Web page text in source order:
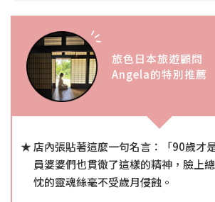
旅色日本旅遊顧問
Angela的特別推薦
店內張貼著這麼一句名言：「90歲才
員婆婆們也貫徹了這樣的精神，臉上
忱的靈魂絲毫不受歲月侵蝕。